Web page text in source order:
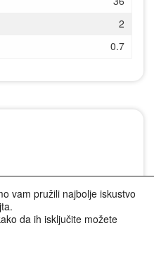
2
0.7
vam pružili najbolje iskustvo
da ih isključite možete